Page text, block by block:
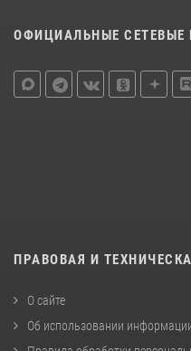
ОФИЦИАЛЬНЫЕ СЕТЕВЫЕ
ПРАВОВАЯ И
О сайте
Об использовании